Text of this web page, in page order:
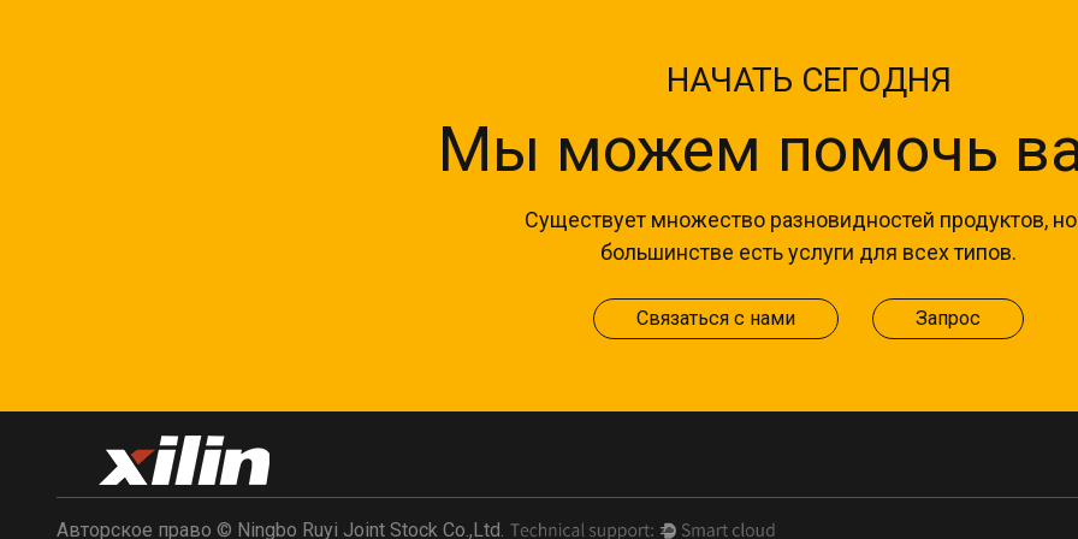
НАЧАТЬ СЕГОДНЯ
Мы можем помочь
Существует множество разновидностей продуктов,
большинстве есть услуги для всех типов.
Связаться с нами Запрос
Авторское право © Ningbo Ruyi Joint Stock Co.,Ltd.